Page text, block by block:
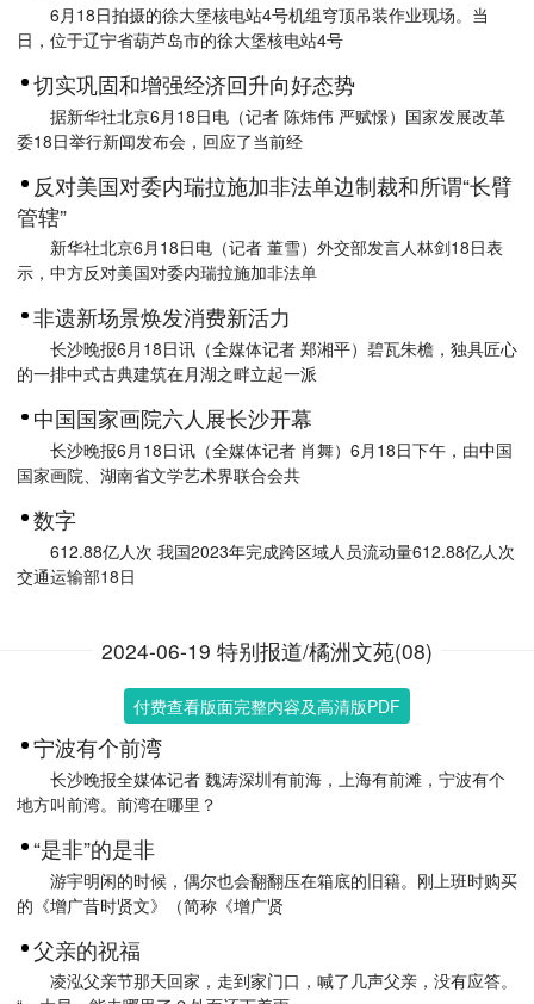
6月18日拍摄的徐大堡核电站4号机组穹顶吊装作业现场。当
日，位于辽宁省葫芦岛市的徐大堡核电站4号
切实巩固和增强经济回升向好态势
据新华社北京6月18日电（记者 陈炜伟 严赋憬）国家发展改革
委18日举行新闻发布会，回应了当前经
反对美国对委内瑞拉施加非法单边制裁和所谓“长臂
管辖”
新华社北京6月18日电（记者 董雪）外交部发言人林剑18日表
示，中方反对美国对委内瑞拉施加非法单
非遗新场景焕发消费新活力
长沙晚报6月18日讯（全媒体记者 郑湘平）碧瓦朱檐，独具匠心
的一排中式古典建筑在月湖之畔立起一派
中国国家画院六人展长沙开幕
长沙晚报6月18日讯（全媒体记者 肖舞）6月18日下午，由中国
国家画院、湖南省文学艺术界联合会共
数字
612.88亿人次 我国2023年完成跨区域人员流动量612.88亿人次
交通运输部18日
2024-06-19 特别报道/橘洲文苑(08)
付费查看版面完整内容及高清版PDF
宁波有个前湾
长沙晚报全媒体记者 魏涛深圳有前海，上海有前滩，宁波有个
地方叫前湾。前湾在哪里？
“是非”的是非
游宇明闲的时候，偶尔也会翻翻压在箱底的旧籍。刚上班时购买
的《增广昔时贤文》（简称《增广贤
父亲的祝福
凌泓父亲节那天回家，走到家门口，喊了几声父亲，没有应答。